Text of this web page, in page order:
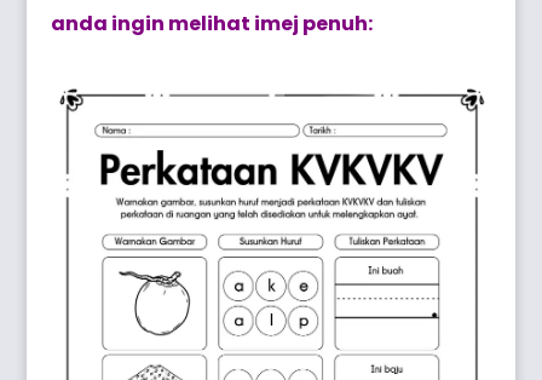
anda ingin melihat imej penuh: